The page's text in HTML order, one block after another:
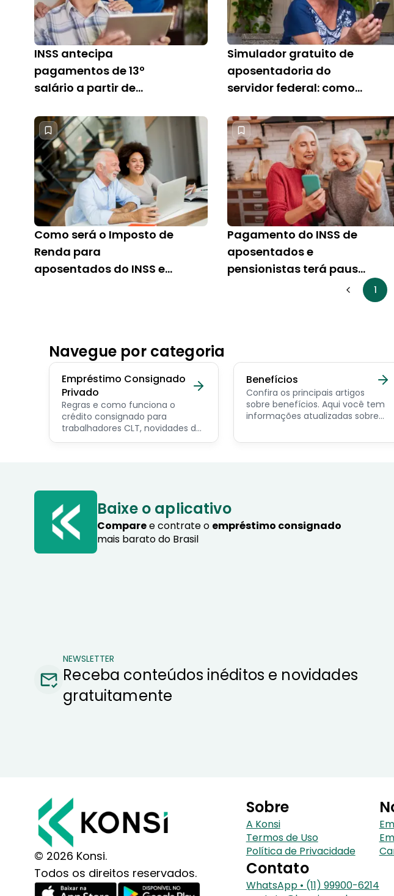
INSS antecipa
pagamentos de 13º
salário a partir de
Simulador gratuito de
aposentadoria do
servidor federal: como
Como será o Imposto de
Renda para
aposentados do INSS em
Pagamento do INSS de
aposentados e
pensionistas terá pausa
1
Navegue por categoria
Empréstimo Consignado
Privado
Regras e como funciona o
crédito consignado para
trabalhadores CLT, novidades do
programa Crédito do
Benefícios
Confira os principais artigos
sobre benefícios. Aqui você tem
informações atualizadas sobre
servidor público, aposentado,
Baixe o aplicativo
Comparee contrate o empréstimo consignado
mais barato do Brasil
NEWSLETTER
Receba conteúdos inéditos e novidades
gratuitamente
© 2026 Konsi.
Todos os direitos reservados.
Sobre
A Konsi
Termos de Uso
Política de Privacidade
Contato
WhatsApp • (11) 99900-6214